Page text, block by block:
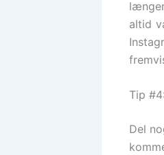
altid
Tip
Del